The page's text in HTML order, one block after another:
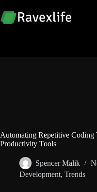
to
content
Automating Repetitive
Productivity Tools
Spencer Malik
Development, Trends